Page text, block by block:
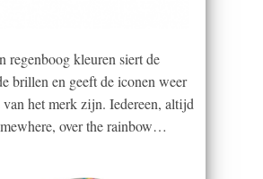
regenboog kleuren siert de
brillen en geeft de iconen weer
het merk zijn. Iedereen, altijd
over the rainbow…